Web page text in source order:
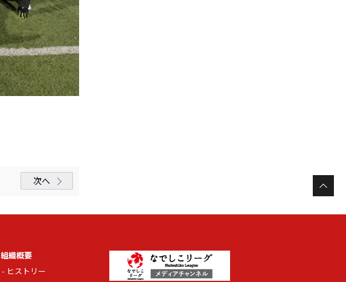
次へ
組織概要
ヒストリー